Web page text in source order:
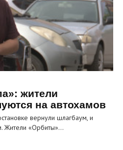
жители
на автохамов
вернули шлагбаум, и
Жители «Орбиты»…